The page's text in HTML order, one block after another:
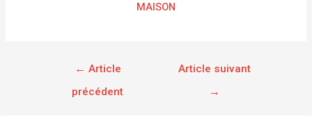
MAISON
← Article
précédent
Article suivant
→